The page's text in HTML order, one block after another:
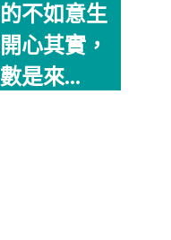
不如意生
心其實，
是來...